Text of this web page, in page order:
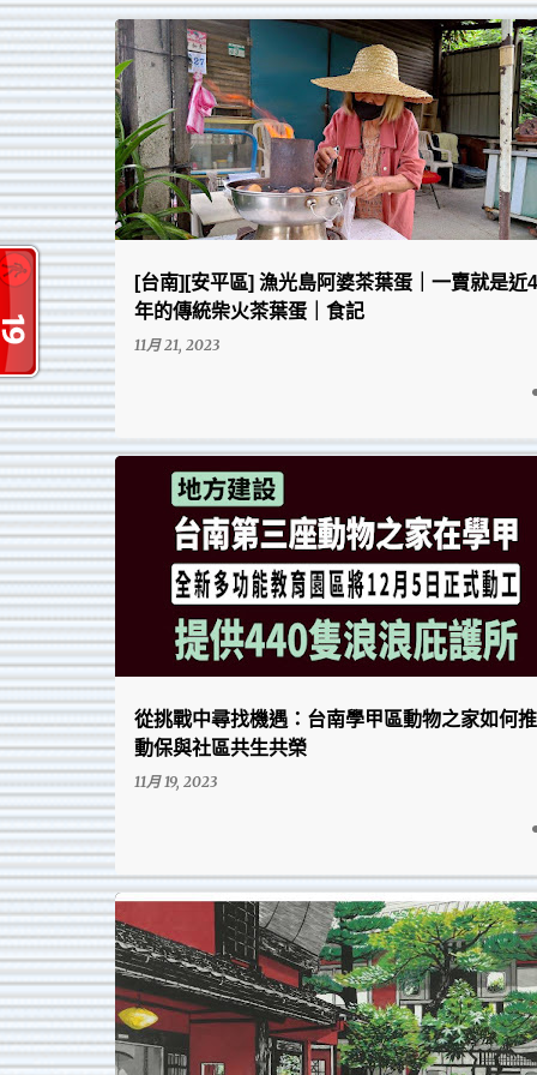
[台南][安平區] 漁光島阿婆茶葉蛋｜一賣就是近
年的傳統柴火茶葉蛋｜食記
11月 21, 2023
18:00打烊 708安平區 在地小吃類 IFOODIE
從挑戰中尋找機遇：台南學甲區動物之家如何
動保與社區共生共榮
11月 19, 2023
台南在地的點點滴滴、回憶與趣圖
台南活動快訊